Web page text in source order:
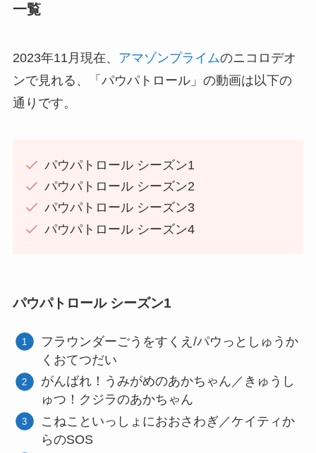
一覧
2023年11月現在、 アマゾンプライムのニコロデオ
ンで見れる、「パウパトロール」の動画は以下の
通りです。
パウパトロール シーズン1
パウパトロール シーズン2
パウパトロール シーズン3
パウパトロール シーズン4
パウパトロール シーズン1
フラウンダーごうをすくえ/パウっとしゅうか
くおてつだい
がんばれ！うみがめのあかちゃん／きゅうし
ゅつ！クジラのあかちゃん
こねこといっしょにおおさわぎ／ケイティか
らのSOS